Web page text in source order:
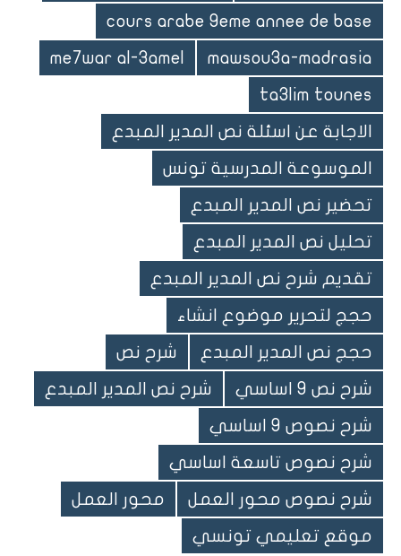
Tags
cours arabe 9eme annee de base
mawsou3a-madrasia
me7war al-3amel
ta3lim tounes
الاجابة عن اسئلة نص المدير المبدع
الموسوعة المدرسية تونس
تحضير نص المدير المبدع
تحليل نص المدير المبدع
تقديم شرح نص المدير المبدع
حجج لتحرير موضوع انشاء
حجج نص المدير المبدع
شرح نص
شرح نص 9 اساسي
شرح نص المدير المبدع
شرح نصوص 9 اساسي
شرح نصوص تاسعة اساسي
شرح نصوص محور العمل
محور العمل
موقع تعليمي تونسي